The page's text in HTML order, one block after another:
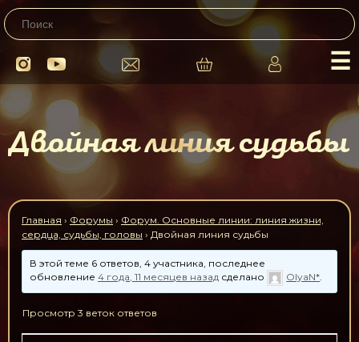
☰
Двойная линия судьбы
Главная › Форумы › Форум. Основные линии: линия жизни,
сердца, судьбы, головы › Двойная линия судьбы
В этой теме 6 ответов, 4 участника, последнее
обновление4 года, 11 месяцев назад сделано OlyaN*.
Просмотр 3 веток ответов